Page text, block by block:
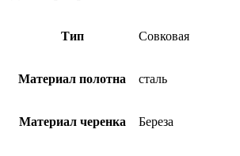
Тип Совковая
Материал полотна сталь
Материал черенка Береза